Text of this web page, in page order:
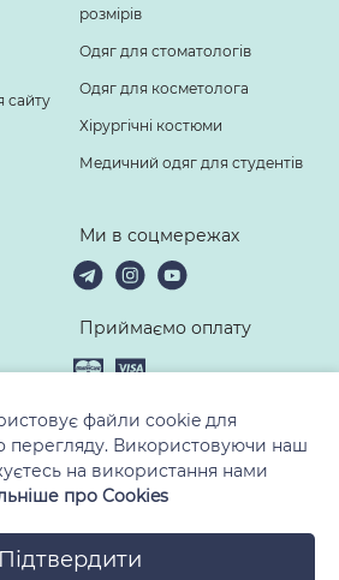
сайту
розмірів
Одяг для стоматологів
Одяг для косметолога
Хірургічні костюми
Медичний одяг для студентів
Ми в соцмережах
Приймаємо оплату
файли cookie для
перегляду. Використовуючи наш
на використання нами
про Cookies
Підтвердити